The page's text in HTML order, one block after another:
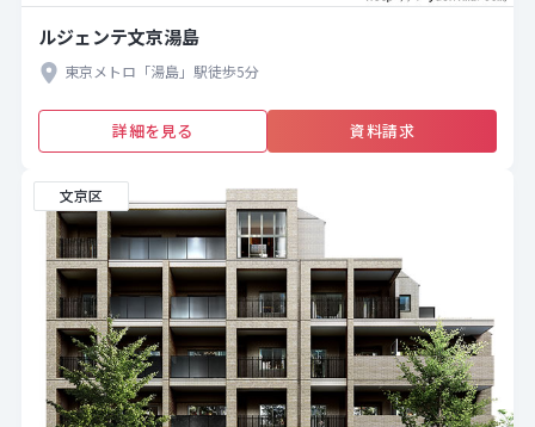
ルジェンテ文京湯島
東京メトロ「湯島」駅徒歩5分
詳細を見る 資料請求
文京区